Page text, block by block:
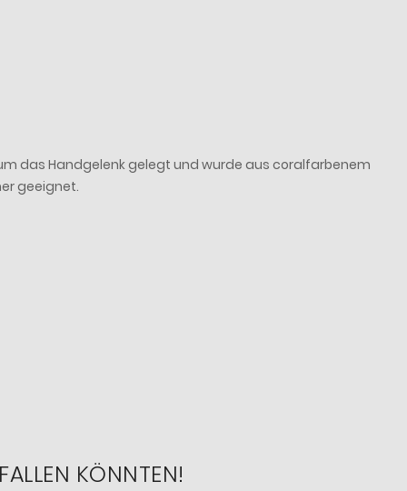
das Handgelenk gelegt und wurde aus coralfarbenem
geeignet.
KÖNNTEN!